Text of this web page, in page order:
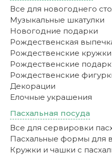
Все для новогоднего
Музыкальные шкатулки
Новогодние подарки
Рождественская
Рождественские кружки
Рождественские
Рождественские
Декорации
Елочные украшения
Пасхальная посуда
Все для сервировки
Пасхальные формы для
Кружки и чашки с